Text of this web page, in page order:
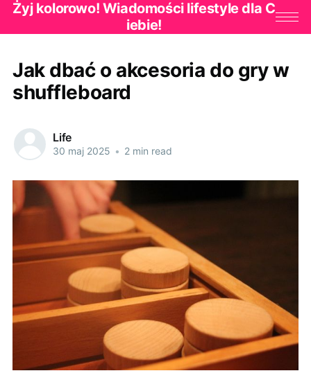
Żyj kolorowo! Wiadomości lifestyle dla C
iebie!
Jak dbać o akcesoria do gry w
shuffleboard
Life
30 maj 2025 • 2 min read